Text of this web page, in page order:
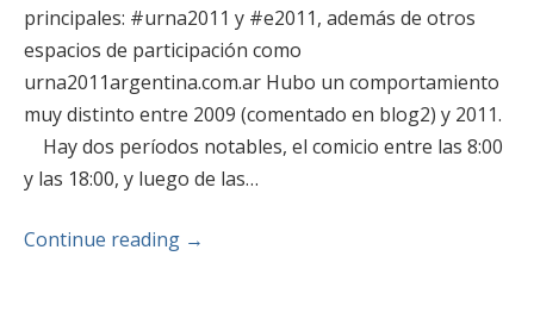
principales: #urna2011 y #e2011, además de otros
espacios de participación como
urna2011argentina.com.ar Hubo un comportamiento
muy distinto entre 2009 (comentado en blog2) y 2011.
Hay dos períodos notables, el comicio entre las 8:00
y las 18:00, y luego de las…
Continue reading →